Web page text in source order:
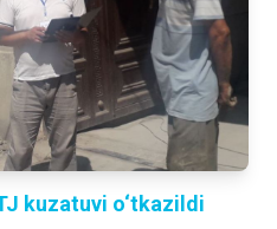
kuzatuvi o‘tkazildi